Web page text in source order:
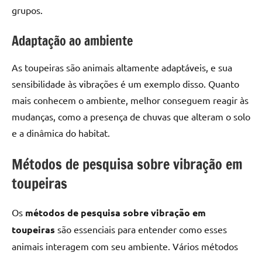
grupos.
Adaptação ao ambiente
As toupeiras são animais altamente adaptáveis, e sua
sensibilidade às vibrações é um exemplo disso. Quanto
mais conhecem o ambiente, melhor conseguem reagir às
mudanças, como a presença de chuvas que alteram o solo
e a dinâmica do habitat.
Métodos de pesquisa sobre vibração em
toupeiras
Os métodos de pesquisa sobre vibração em
toupeiras são essenciais para entender como esses
animais interagem com seu ambiente. Vários métodos